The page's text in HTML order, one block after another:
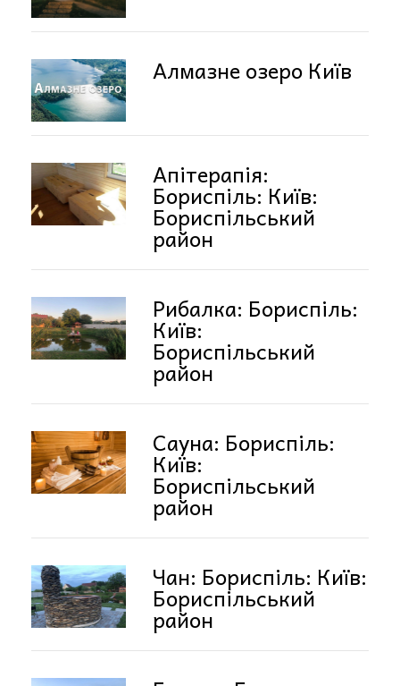
Алмазне озеро Київ
Апітерапія:
Бориспіль: Київ:
Бориспільський
район
Рибалка: Бориспіль:
Київ:
Бориспільський
район
Сауна: Бориспіль:
Київ:
Бориспільський
район
Чан: Бориспіль: Київ:
Бориспільський
район